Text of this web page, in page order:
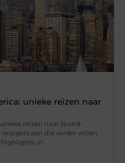
unieke reizen naar
reizen naar Noord-
aan die verder willen
In